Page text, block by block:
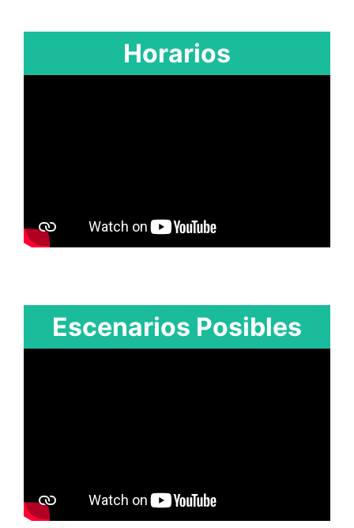
Horarios
Escenarios Posibles